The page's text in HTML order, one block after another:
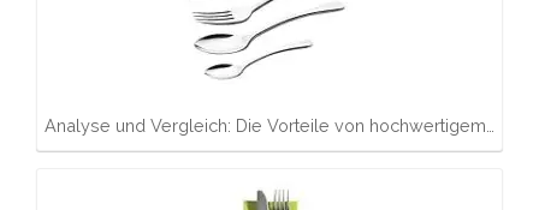
Analyse und Vergleich: Die Vorteile von hochwertigem…